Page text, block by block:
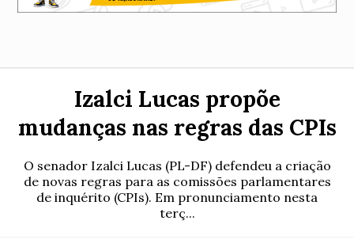
Izalci Lucas propõe
mudanças nas regras das CPIs
O senador Izalci Lucas (PL-DF) defendeu a criação
de novas regras para as comissões parlamentares
de inquérito (CPIs). Em pronunciamento nesta
terç...